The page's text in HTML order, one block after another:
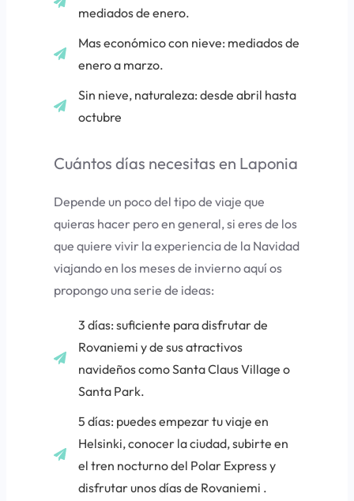
mediados de enero.
Mas económico con nieve: mediados de
enero a marzo.
Sin nieve, naturaleza: desde abril hasta
octubre
Cuántos días necesitas en Laponia
Depende un poco del tipo de viaje que
quieras hacer pero en general, si eres de los
que quiere vivir la experiencia de la Navidad
viajando en los meses de invierno aquí os
propongo una serie de ideas:
3 días: suficiente para disfrutar de
Rovaniemi y de sus atractivos
navideños como Santa Claus Village o
Santa Park.
5 días: puedes empezar tu viaje en
Helsinki, conocer la ciudad, subirte en
el tren nocturno del Polar Express y
disfrutar unos días de Rovaniemi .